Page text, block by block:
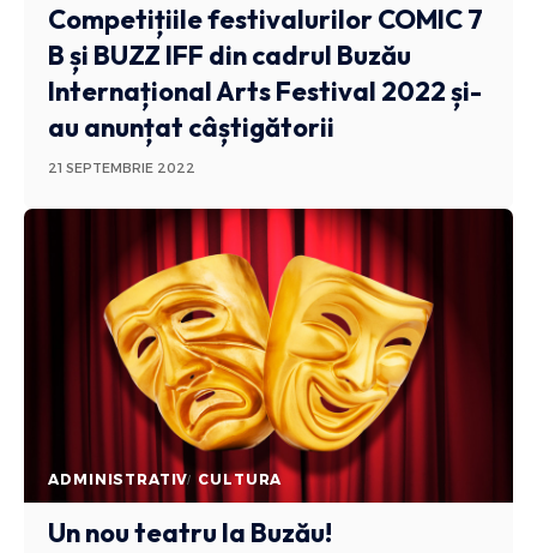
Competițiile festivalurilor COMIC 7
B și BUZZ IFF din cadrul Buzău
Internațional Arts Festival 2022 și-
au anunțat câștigătorii
21 SEPTEMBRIE 2022
ADMINISTRATIV CULTURA
Un nou teatru la Buzău!